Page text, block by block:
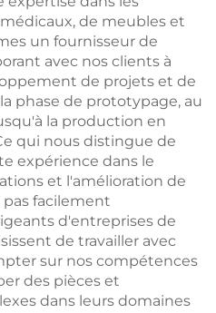
de meubles et
un fournisseur de
avec nos clients à
de projets et de
phase de prototypage, au
la production en
qui nous distingue de
expérience dans le
et l'amélioration de
facilement
d'entreprises de
de travailler avec
sur nos compétences
des pièces et
dans leurs domaines